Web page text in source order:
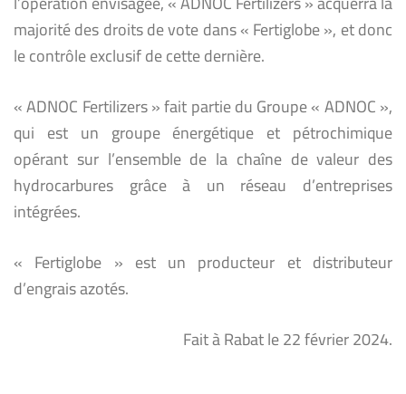
majorité des droits de vote dans « Fertiglobe », et donc
le contrôle exclusif de cette dernière.
« ADNOC Fertilizers » fait partie du Groupe « ADNOC »,
qui est un groupe énergétique et pétrochimique
opérant sur l’ensemble de la chaîne de valeur des
hydrocarbures grâce à un réseau d’entreprises
intégrées.
« Fertiglobe » est un producteur et distributeur
d’engrais azotés.
Fait à Rabat le 22 février 2024.